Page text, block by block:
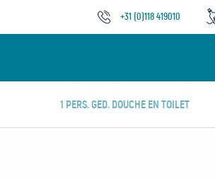
+31 (0)118 419010
1 PERS. GED. DOUCHE EN TOILET